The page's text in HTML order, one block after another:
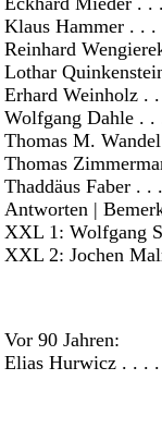
Klaus Hammer . .
Reinhard
Lothar
Erhard Weinholz .
Wolfgang Dahle . .
Thomas M.
Thomas
Thaddäus Faber .
Antworten |
XXL 1: Wolfgang
XXL 2: Jochen
Vor 90 Jahren:
Elias Hurwicz . . .